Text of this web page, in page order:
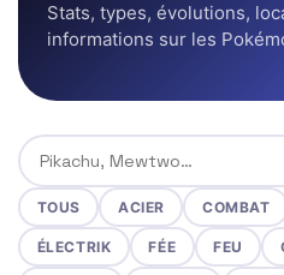
Stats, types, évolutions,
informations sur les
Rechercher un Pokémon
TOUS ACIER COMBAT
ÉLECTRIK FÉE FEU